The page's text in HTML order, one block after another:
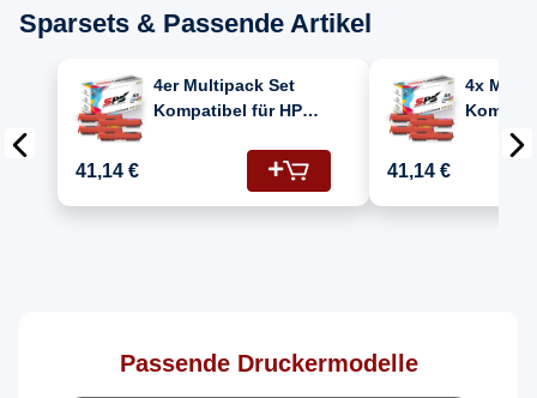
Sparsets & Passende Artikel
4er Multipack Set
Kompatibel für HP
M153 Drucker Toners
HP 130A CF350A
Schwarz, CF351A
41,14 €
4x
153
41,14 €
Passende Druckermodelle